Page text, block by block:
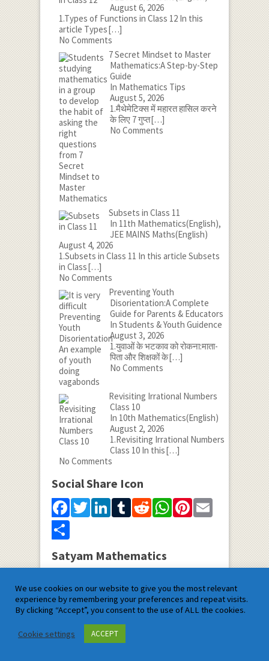
August 6, 2026
1.Types of Functions in Class 12 In this
article Types[…]
No Comments
7 Secret Mindset to Master
Mathematics:A Step-by-Step
Guide
In Mathematics Tips
August 5, 2026
1.मैथेमेटिक्स में महारत हासिल करने
के लिए 7 गुप्त[…]
No Comments
Subsets in Class 11
In 11th Mathematics(English),
JEE MAINS Maths(English)
August 4, 2026
1.Subsets in Class 11 In this article Subsets
in Class[…]
No Comments
Preventing Youth
Disorientation:A Complete
Guide for Parents & Educators
In Students & Youth Guidence
August 3, 2026
1.युवाओं के भटकाव को रोकना:माता-
पिता और शिक्षकों के[…]
No Comments
Revisiting Irrational Numbers
Class 10
In 10th Mathematics(English)
August 2, 2026
1.Revisiting Irrational Numbers
Class 10 In this[…]
No Comments
Social Share Icon
Facebook
Twitter
LinkedIn
Tumblr
Reddit
WhatsApp
Pinterest
Email
Share
Satyam Mathematics
We use cookies on our website to give you the most relevant
experience by remembering your preferences and repeat visits.
By clicking “Accept”, you consent to the use of ALL the cookies.
Cookie settings ACCEPT